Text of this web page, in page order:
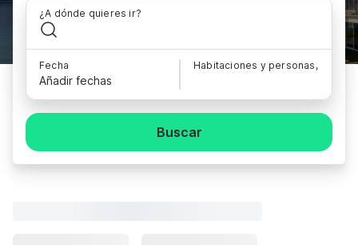
¿A dónde quieres ir?
Fecha
Añadir fechas
Habitaciones y personas,
Buscar